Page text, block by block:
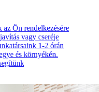
Ön rendelkezésére
vagy cseréje
1-2 órán
és környékén.